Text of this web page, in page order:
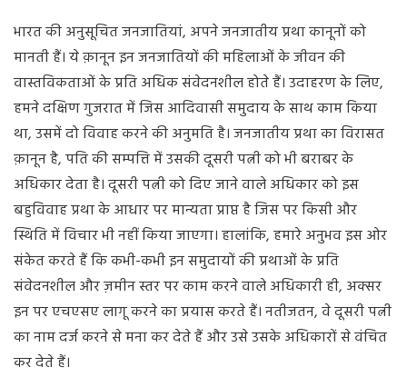
भारत की अनुसूचित जनजातियां, अपने जनजातीय प्रथा कानूनों को
मानती हैं। ये क़ानून इन जनजातियों की महिलाओं के जीवन की
वास्तविकताओं के प्रति अधिक संवेदनशील होते हैं। उदाहरण के लिए,
हमने दक्षिण गुजरात में जिस आदिवासी समुदाय के साथ काम किया
था, उसमें दो विवाह करने की अनुमति है। जनजातीय प्रथा का विरासत
क़ानून है, पति की सम्पत्ति में उसकी दूसरी पत्नी को भी बराबर के
अधिकार देता है। दूसरी पत्नी को दिए जाने वाले अधिकार को इस
बहुविवाह प्रथा के आधार पर मान्यता प्राप्त है जिस पर किसी और
स्थिति में विचार भी नहीं किया जाएगा। हालांकि, हमारे अनुभव इस ओर
संकेत करते हैं कि कभी-कभी इन समुदायों की प्रथाओं के प्रति
संवेदनशील और ज़मीन स्तर पर काम करने वाले अधिकारी ही, अक्सर
इन पर एचएसए लागू करने का प्रयास करते हैं। नतीजतन, वे दूसरी पत्नी
का नाम दर्ज करने से मना कर देते हैं और उसे उसके अधिकारों से वंचित
कर देते हैं।